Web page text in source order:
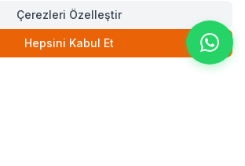
Çerezleri Özelleştir
Hepsini Kabul Et